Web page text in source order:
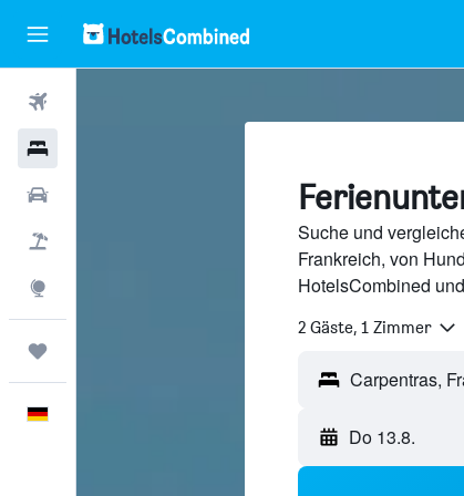
Suche und
Frankreich, von
HotelsCombined
2 Gäste, 1 Zimmer
Do 13.8.